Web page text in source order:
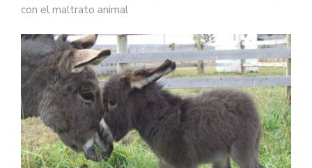
con el maltrato animal